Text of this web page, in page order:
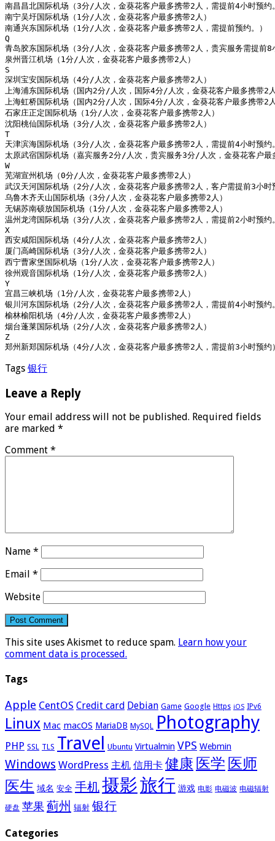
南昌昌北国际机场（3分/人次，金葵花客户最多携带2人，需提前4小时预约
南宁吴圩国际机场（1分/人次，金葵花客户最多携带2人）
南通兴东国际机场（1分/人次，金葵花客户最多携带2人，需提前预约。）
Q
青岛胶东国际机场（3分/人次，金葵花客户最多携带2人，贵宾服务需提前8
泉州晋江机场（1分/人次，金葵花客户最多携带2人）
S
深圳宝安国际机场（4分/人次，金葵花客户最多携带2人）
上海浦东国际机场（国内2分/人次，国际4分/人次，金葵花客户最多携带2
上海虹桥国际机场（国内2分/人次，国际4分/人次，金葵花客户最多携带2
石家庄正定国际机场（1分/人次，金葵花客户最多携带2人）
沈阳桃仙国际机场（3分/人次，金葵花客户最多携带2人）
T
天津滨海国际机场（3分/人次，金葵花客户最多携带2人，需提前4小时预约
太原武宿国际机场（嘉宾服务2分/人次，贵宾服务3分/人次，金葵花客户最
W
芜湖宣州机场（0分/人次，金葵花客户最多携带2人）
武汉天河国际机场（2分/人次，金葵花客户最多携带2人，客户需提前3小时
乌鲁木齐天山国际机场（3分/人次，金葵花客户最多携带2人）
无锡苏南硕放国际机场（1分/人次，金葵花客户最多携带2人）
温州龙湾国际机场（3分/人次，金葵花客户最多携带2人，需提前2小时预约
X
西安咸阳国际机场（4分/人次，金葵花客户最多携带2人）
厦门高崎国际机场（3分/人次，金葵花客户最多携带2人）
西宁曹家堡国际机场（1分/人次，金葵花客户最多携带2人）
徐州观音国际机场（1分/人次，金葵花客户最多携带2人）
Y
宜昌三峡机场（1分/人次，金葵花客户最多携带2人）
银川河东国际机场（2分/人次，金葵花客户最多携带2人，需提前4小时预约
榆林榆阳机场（4分/人次，金葵花客户最多携带2人）
烟台蓬莱国际机场（2分/人次，金葵花客户最多携带2人）
Z
郑州新郑国际机场（4分/人次，金葵花客户最多携带2人，需提前3小时预约
Tags 银行
Leave a Reply
Your email address will not be published. Required fields
are marked *
Comment *
Name *
Email *
Website
This site uses Akismet to reduce spam. Learn how your
comment data is processed.
Tags
Apple CentOS Credit card Debian Game Google Https iOS IPv6
Linux Mac macOS MariaDB MySQL Photography
PHP SSL TLS Travel Ubuntu Virtualmin VPS Webmin
Windows WordPress 主机 信用卡 健康 医学 医师
医生 域名 安全 手机摄影旅行 游戏 电影 电磁波 电磁辐射
硬盘 苹果 蓟州 辐射 银行
Categories